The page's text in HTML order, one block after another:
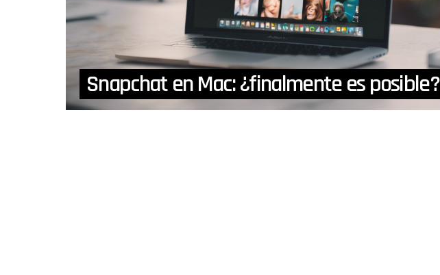
Snapchat en Mac: ¿finalmente es posible?